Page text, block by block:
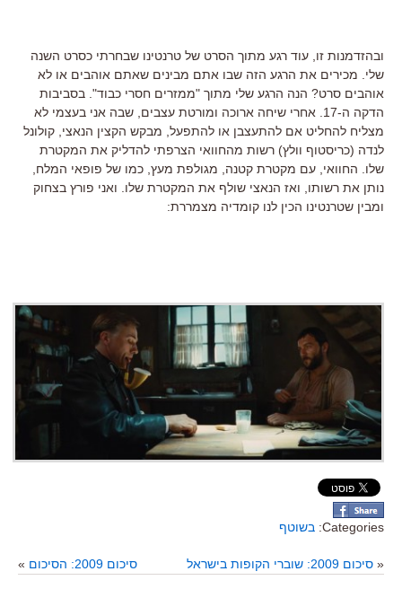
ובהזדמנות זו, עוד רגע מתוך הסרט של טרנטינו שבחרתי כסרט השנה
שלי. מכירים את הרגע הזה שבו אתם מבינים שאתם אוהבים או לא
אוהבים סרט? הנה הרגע שלי מתוך "ממזרים חסרי כבוד". בסביבות
הדקה ה-17. אחרי שיחה ארוכה ומורטת עצבים, שבה אני בעצמי לא
מצליח להחליט אם להתעצבן או להתפעל, מבקש הקצין הנאצי, קולונל
לנדה (כריסטוף וולץ) רשות מהחוואי הצרפתי להדליק את המקטרת
שלו. החוואי, עם מקטרת קטנה, מגולפת מעץ, כמו של פופאי המלח,
נותן את רשותו, ואז הנאצי שולף את המקטרת שלו. ואני פורץ בצחוק
ומבין שטרנטינו הכין לנו קומדיה מצמררת:
Categories: בשוטף
« סיכום 2009: שוברי הקופות בישראל סיכום 2009: הסיכום »